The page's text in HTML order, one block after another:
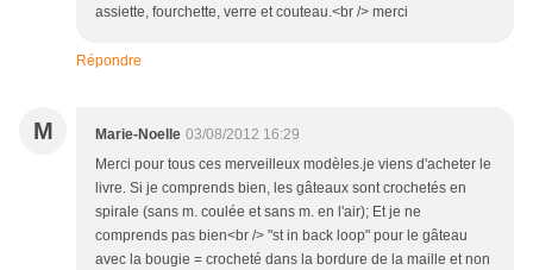
assiette, fourchette, verre et couteau.<br /> merci
Répondre
M Marie-Noelle 03/08/2012 16:29
Merci pour tous ces merveilleux modèles.je viens d'acheter le
livre. Si je comprends bien, les gâteaux sont crochetés en
spirale (sans m. coulée et sans m. en l'air); Et je ne
comprends pas bien<br /> "st in back loop" pour le gâteau
avec la bougie = crocheté dans la bordure de la maille et non